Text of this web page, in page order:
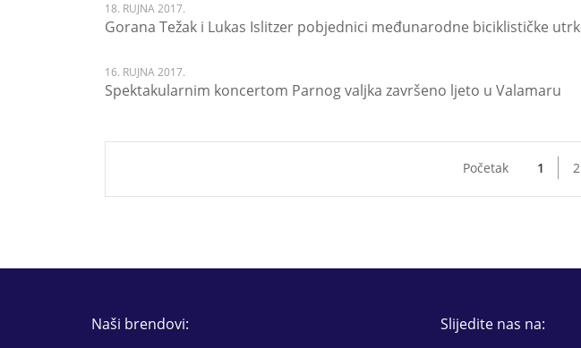
18. RUJNA 2017.
Gorana Težak i Lukas Islitzer pobjednici međunarodne biciklističke
16. RUJNA 2017.
Spektakularnim koncertom Parnog valjka završeno ljeto u Valamaru
Početak 1 2
Naši brendovi: Slijedite nas na: